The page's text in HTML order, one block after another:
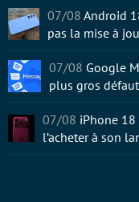
07/08 Android
pas la mise à
07/08 Google
plus gros
07/08 iPhone
l’acheter à son